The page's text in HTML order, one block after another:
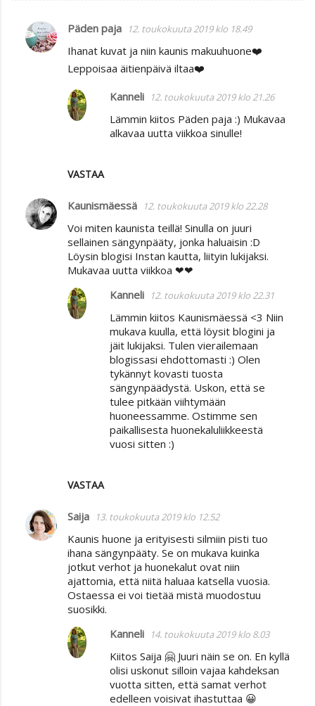
K
o
Päden paja 12. toukokuuta 2019 klo 18.49
Ihanat kuvat ja niin kaunis makuuhuone❤️
Leppoisaa äitienpäivä iltaa❤️
VASTAA
Kanneli 12. toukokuuta 2019 klo 21.26
Lämmin kiitos Päden paja :) Mukavaa
alkavaa uutta viikkoa sinulle!
Kaunismäessä 12. toukokuuta 2019 klo 22.28
Voi miten kaunista teillä! Sinulla on juuri
sellainen sängynpääty, jonka haluaisin :D
Löysin blogisi Instan kautta, liityin lukijaksi.
Mukavaa uutta viikkoa ❤❤
VASTAA
Kanneli 12. toukokuuta 2019 klo 22.31
Lämmin kiitos Kaunismäessä <3 Niin
mukava kuulla, että löysit blogini ja
jäit lukijaksi. Tulen vierailemaan
blogissasi ehdottomasti :) Olen
tykännyt kovasti tuosta
sängynpäädystä. Uskon, että se
tulee pitkään viihtymään
huoneessamme. Ostimme sen
paikallisesta huonekaluliikkeestä
vuosi sitten :)
Saija 13. toukokuuta 2019 klo 12.52
Kaunis huone ja erityisesti silmiin pisti tuo
ihana sängynpääty. Se on mukava kuinka
jotkut verhot ja huonekalut ovat niin
ajattomia, että niitä haluaa katsella vuosia.
Ostaessa ei voi tietää mistä muodostuu
suosikki.
Kanneli
14. toukokuuta 2019 klo 8.03
Kiitos Saija 🤗 Juuri näin se on. En kyllä
olisi uskonut silloin vajaa kahdeksan
vuotta sitten, että samat verhot
edelleen voisivat ihastuttaa 😀